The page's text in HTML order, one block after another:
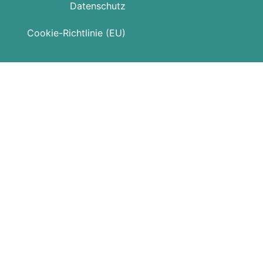
Datenschutz
Cookie-Richtlinie (EU)